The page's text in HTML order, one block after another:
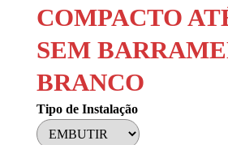
COMPACTO
SEM
BRANCO
Tipo de Instalação